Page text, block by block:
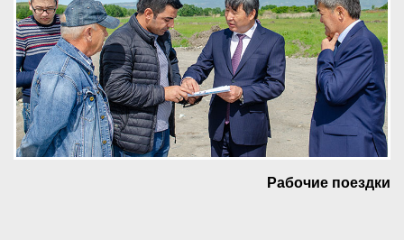
Рабочие поездки